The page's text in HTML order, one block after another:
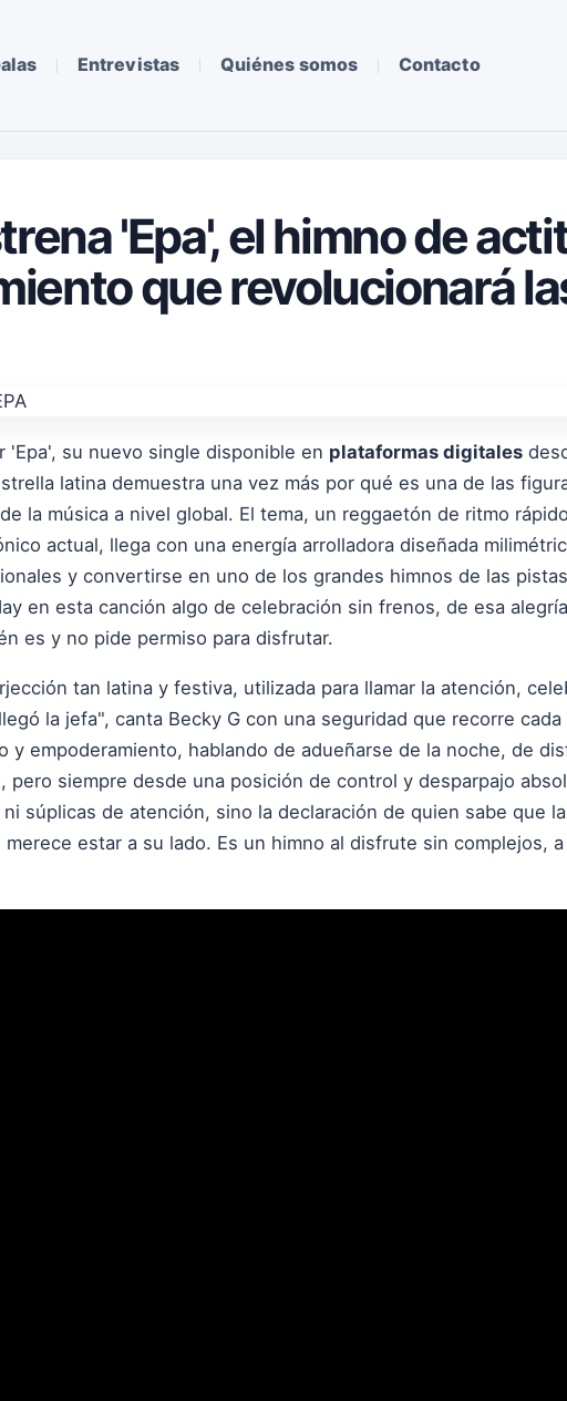
Entrevistas Quiénes somos Contacto
'Epa', el himno de
que revolucionará
'Epa', su nuevo single disponible en plataformas digitales
latina demuestra una vez más por qué es una de las
la música a nivel global. El tema, un reggaetón de ritmo
actual, llega con una energía arrolladora diseñada
y convertirse en uno de los grandes himnos de las
en esta canción algo de celebración sin frenos, de esa
es y no pide permiso para disfrutar.
tan latina y festiva, utilizada para llamar la atención,
la jefa", canta Becky G con una seguridad que recorre
y empoderamiento, hablando de adueñarse de la noche, de
pero siempre desde una posición de control y desparpajo
súplicas de atención, sino la declaración de quien sabe que
estar a su lado. Es un himno al disfrute sin complejos,